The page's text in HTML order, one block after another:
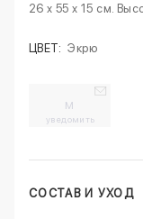
26 x 55 x 15 см.
ЦВЕТ: Экрю
M
уведомить
СОСТАВ И УХОД